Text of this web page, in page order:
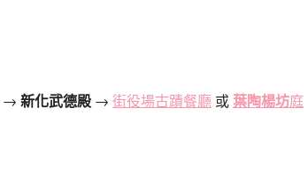
→ 新化武德殿 → 街役場古蹟餐廳 或 葉陶楊坊庭